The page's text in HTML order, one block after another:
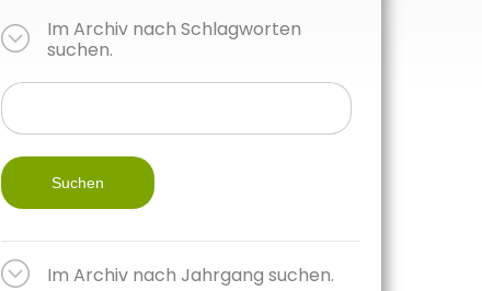
Im Archiv nach Schlagworten
suchen.
Suchen
Im Archiv nach Jahrgang suchen.